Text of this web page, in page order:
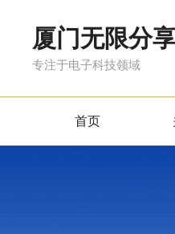
厦门无限分
专注于电子科技领域
首页